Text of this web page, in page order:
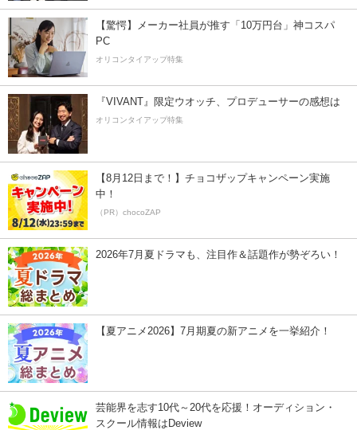
【驚愕】メーカー社員が推す「10万円台」神コスパ
PC
オリコンタイアップ特集
『VIVANT』限定ウオッチ、プロデューサーの感想は
オリコンタイアップ特集
【8月12日まで！】チョコザップキャンペーン実施
中！
（PR）chocoZAP
2026年7月夏ドラマも、注目作＆話題作が勢ぞろい！
【夏アニメ2026】7月期夏の新アニメを一挙紹介！
芸能界を志す10代～20代を応援！オーディション・
スクール情報はDeview